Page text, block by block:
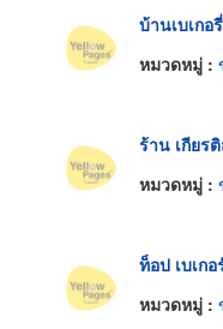
บ้านเบเกอรี่
หมวดหมู่ :
ร้าน เกียร
หมวดหมู่ :
ท็อป เบเก
หมวดหมู่ :